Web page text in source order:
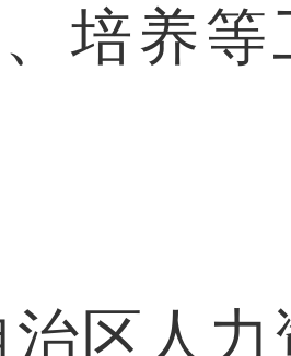
培养等
区人力